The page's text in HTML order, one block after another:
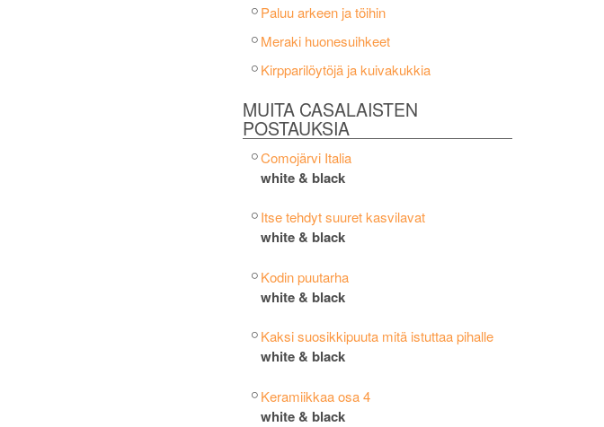
Paluu arkeen ja töihin
Meraki huonesuihkeet
Kirpparilöytöjä ja kuivakukkia
MUITA CASALAISTEN
POSTAUKSIA
Comojärvi Italia
white & black
Itse tehdyt suuret kasvilavat
white & black
Kodin puutarha
white & black
Kaksi suosikkipuuta mitä istuttaa pihalle
white & black
Keramiikkaa osa 4
white & black